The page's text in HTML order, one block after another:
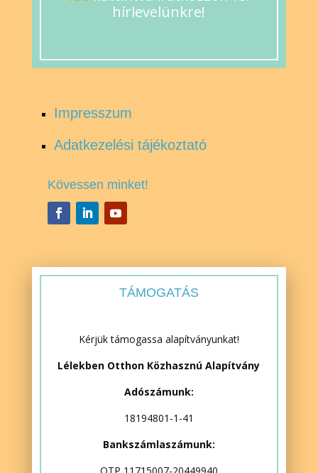
hírlevelünkre!
Impresszum
Adatkezelési tájékoztató
Kövessen minket!
TÁMOGATÁS
Kérjük támogassa alapítványunkat!
Lélekben Otthon Közhasznú Alapítvány
Adószámunk:
18194801-1-41
Bankszámlaszámunk: